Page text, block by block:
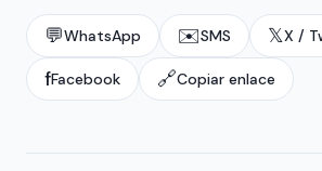
💬WhatsApp ✉️SMS 𝕏X /
fFacebook 🔗Copiar enlace